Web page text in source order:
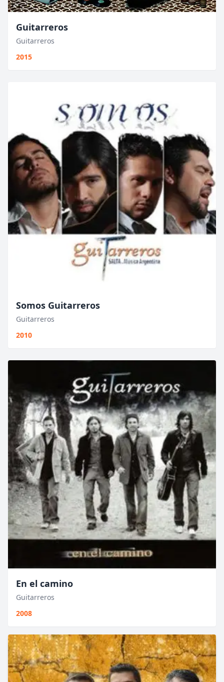
Guitarreros
Guitarreros
2015
Somos Guitarreros
Guitarreros
2010
En el camino
Guitarreros
2008